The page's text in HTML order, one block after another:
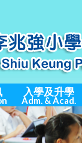
入學及升學
Adm. & Acad.